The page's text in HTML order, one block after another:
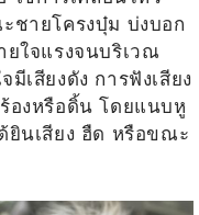
ชายโครงบุ๋ม บ่งบอก
ใจแรงจนบริเวณ
เสียงดัง การฟังเสียง
องหรือดิ้น โดยแนบหู
ยินเสียง ฮืด หรือขณะ